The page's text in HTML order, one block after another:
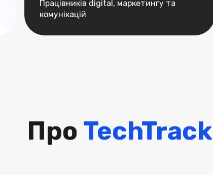
Працівників digital, маркетингу та
комунікацій
Про TechTrack